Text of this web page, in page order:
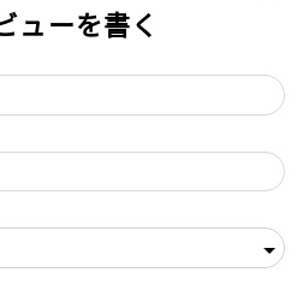
ューを書く